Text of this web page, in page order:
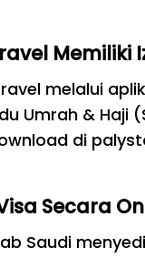
Memiliki
melalui
Umrah & Haji
di
Secara
Saudi